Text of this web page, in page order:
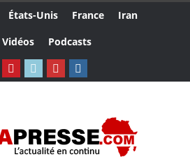
États-Unis France
Iran
Vidéos Podcasts